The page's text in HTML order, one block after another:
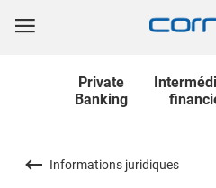
Private
Banking
Informations juridiques